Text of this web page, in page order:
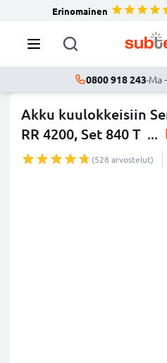
Erinomainen
0800 918 243·Ma
Akku kuulokkeisiin
RR 4200, Set 840 T ...
(528 arvostelut)